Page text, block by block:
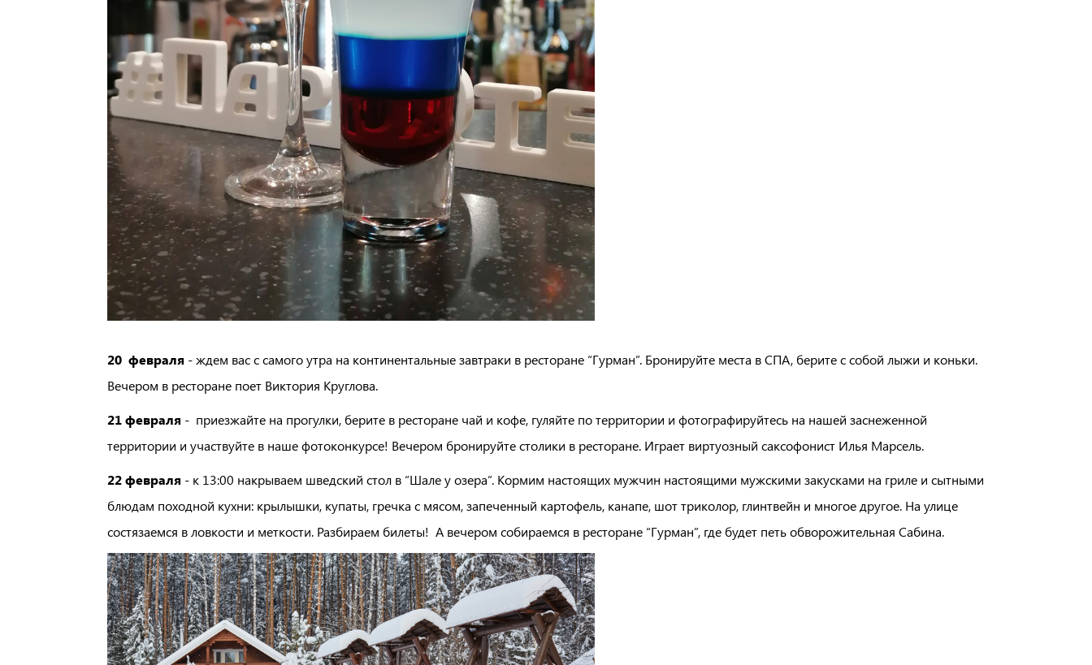
20 февраля - ждем вас с самого утра на континентальные завтраки в ресторане “Гурман”. Бронируйте места в СПА, берите с собой лыжи и коньки.
Вечером в ресторане поет Виктория Круглова.
21 февраля - приезжайте на прогулки, берите в ресторане чай и кофе, гуляйте по территории и фотографируйтесь на нашей заснеженной
территории и участвуйте в наше фотоконкурсе! Вечером бронируйте столики в ресторане. Играет виртуозный саксофонист Илья Марсель.
22 февраля - к 13:00 накрываем шведский стол в “Шале у озера”. Кормим настоящих мужчин настоящими мужскими закусками на гриле и сытными
блюдам походной кухни: крылышки, купаты, гречка с мясом, запеченный картофель, канапе, шот триколор, глинтвейн и многое другое. На улице
состязаемся в ловкости и меткости. Разбираем билеты! А вечером собираемся в ресторане “Гурман”, где будет петь обворожительная Сабина.